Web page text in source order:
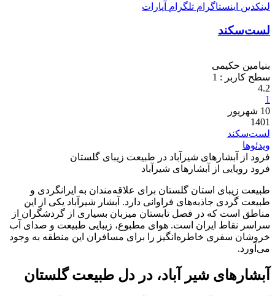
لینکدین اینستاگرام تلگرام آپارات
لست‌سکند
بنیامین حکیمی
سطح کاربر : 1
4.2
1
10 شهریور
1401
لست‌سکند
ویدئوها
فرود از آبشارهای شیرآباد در طبیعت زیبای گلستان
فرود رویایی از آبشارهای شیرآباد
طبیعت زیبای استان گلستان برای علاقه‌مندان به ایرانگردی و
طبیعت گردی جاذبه‌های فراوانی دارد. آبشار شیرآباد یکی از این
مناطق است که در فصل تابستان میزبان بسیاری از گردشگران از
سراسر نقاط ایران است. هوای مطبوع، زیبایی طبیعت و صدای آب
خروشان سفری خاطره‌انگیز را برای مسافران این منطقه به وجود
می‌آورد.
آبشارهای شیر آباد، در دل طبیعت گلستان